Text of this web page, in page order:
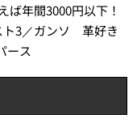
年間3000円以下！
ト3／ガンソ 革好き
ース